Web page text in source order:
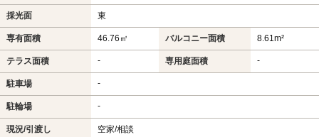
採光面 東
専有面積 46.76㎡ バルコニー面積 8.61m²
テラス面積 - 専用庭面積 -
駐車場 -
駐輪場 -
現況/引渡し 空家/相談